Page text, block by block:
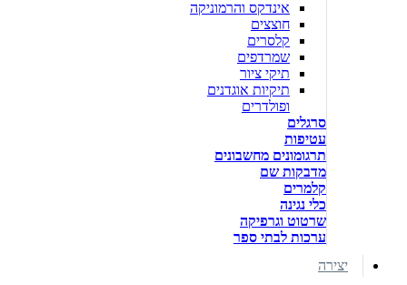
אינדקס והרמוניקה
חוצצים
קלסרים
שמרדפים
תיקי ציור
תיקיות אוגדנים
ופולדרים
סרגלים
עטיפות
תרגומונים מחשבונים
מדבקות שם
קלמרים
כלי נגינה
שרטוט וגרפיקה
ערכות לבתי ספר
יצירה